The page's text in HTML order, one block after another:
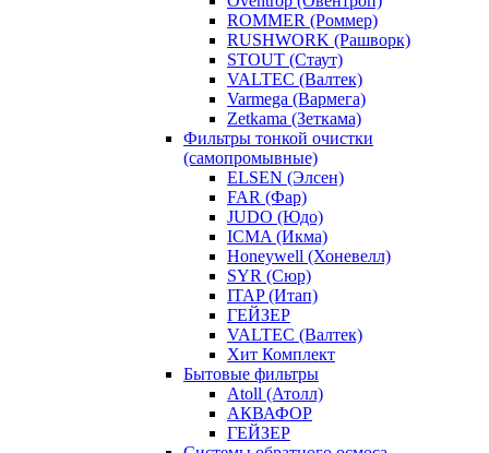
ROMMER (Роммер)
RUSHWORK (Рашворк)
STOUT (Стаут)
VALTEC (Валтек)
Varmega (Вармега)
Zetkama (Зеткама)
Фильтры тонкой очистки
(самопромывные)
ELSEN (Элсен)
FAR (Фар)
JUDO (Юдо)
ICMA (Икма)
Honeywell (Хоневелл)
SYR (Сюр)
ITAP (Итап)
ГЕЙЗЕР
VALTEC (Валтек)
Хит Комплект
Бытовые фильтры
Atoll (Атолл)
АКВАФОР
ГЕЙЗЕР